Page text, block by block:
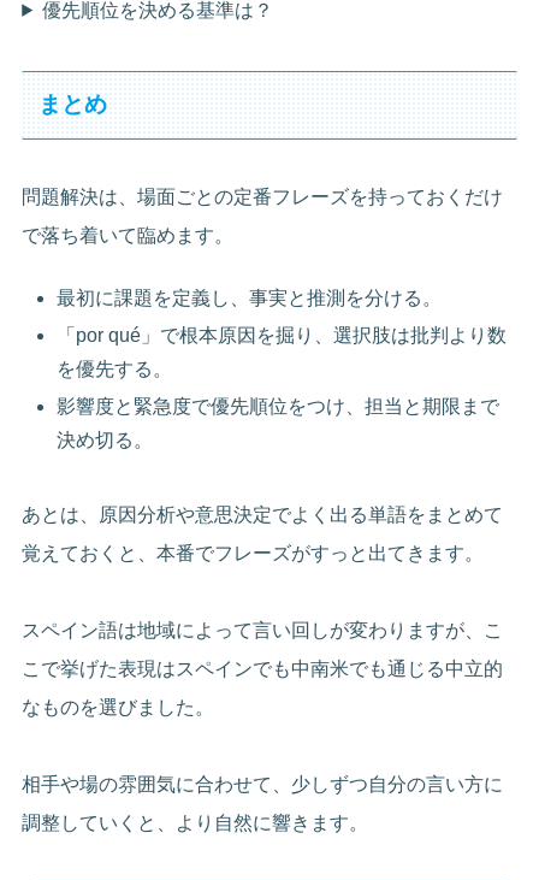
優先順位を決める基準は？
まとめ
問題解決は、場面ごとの定番フレーズを持っておくだけ
で落ち着いて臨めます。
最初に課題を定義し、事実と推測を分ける。
「por qué」で根本原因を掘り、選択肢は批判より数
を優先する。
影響度と緊急度で優先順位をつけ、担当と期限まで
決め切る。
あとは、原因分析や意思決定でよく出る単語をまとめて
覚えておくと、本番でフレーズがすっと出てきます。
スペイン語は地域によって言い回しが変わりますが、こ
こで挙げた表現はスペインでも中南米でも通じる中立的
なものを選びました。
相手や場の雰囲気に合わせて、少しずつ自分の言い方に
調整していくと、より自然に響きます。